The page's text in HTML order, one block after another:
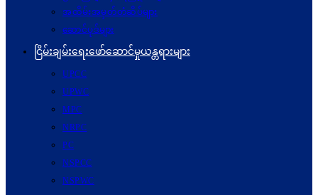
အထိမ်းအမှတ်တံဆိပ်များ
ဆောင်ပုဒ်များ
ငြိမ်းချမ်းရေးဖော်‌ဆောင်မှုယန္တရားများ
UPCC
UPWC
MPC
NRPC
PC
NSPCC
NSPWC